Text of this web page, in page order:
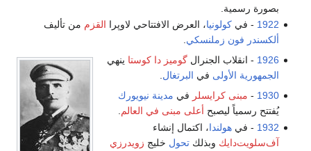
بصورة رسمية.
1922 - فيكولونيا، العرض الافتتاحي لاوپرا القزم من تأليف
ألكسندر فون زملنسكي.
1926 - انقلاب الجنرالگوميز دا كوستا ينهي
الجمهورية الأولى في البرتغال.
1930
- مبنى كرايسلر في مدينة نيويورك
يُفتتح رسمياً ليصبح أعلى مبنى في العالم.
1932 - فيهولندا، اكتمال إنشاء
آف‌سلويت‌دايك وبذلكتحول خليج زويدرزي